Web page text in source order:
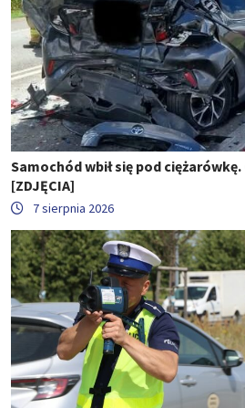
Samochód wbił się pod
[ZDJĘCIA]
7 sierpnia 2026